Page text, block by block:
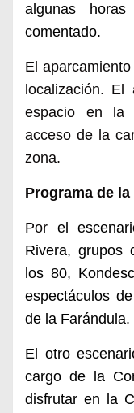
algunas
comentado.
El
localización. El
espacio en la
acceso de la
zona.
Programa de
Por el
Rivera, grupos
los 80,
espectáculos
de la Farándula.
El otro
cargo de la
disfrutar en la